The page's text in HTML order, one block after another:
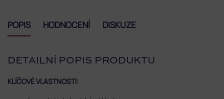
POPIS HODNOCENÍ DISKUZE
DETAILNÍ POPIS PRODUKTU
KLÍČOVÉ VLASTNOSTI: